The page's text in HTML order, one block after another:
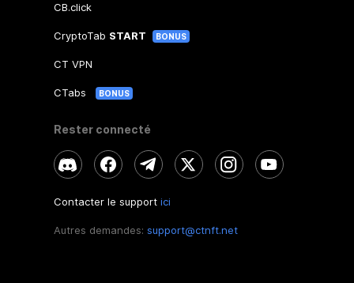
CB.click
CryptoTab START BONUS
CT VPN
CTabs BONUS
Rester connecté
Contacter le support ici
Autres demandes: support@ctnft.net